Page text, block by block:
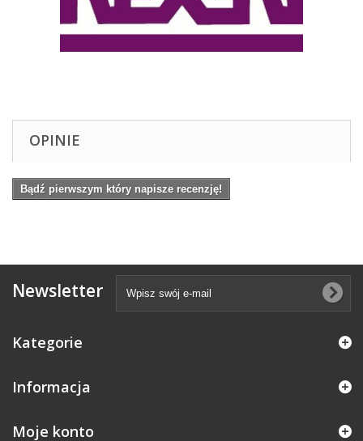
OPINIE
Bądź pierwszym który napisze recenzję!
Newsletter
Kategorie
Informacja
Moje konto